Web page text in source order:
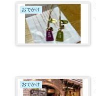
おでかけ
おでかけ